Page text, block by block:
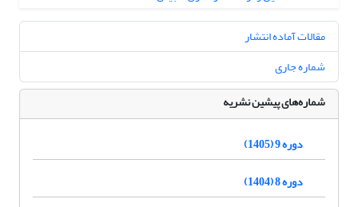
مقالات آماده انتشار
شماره جاری
شماره‌های پیشین نشریه
دوره 9 (1405)
دوره 8 (1404)